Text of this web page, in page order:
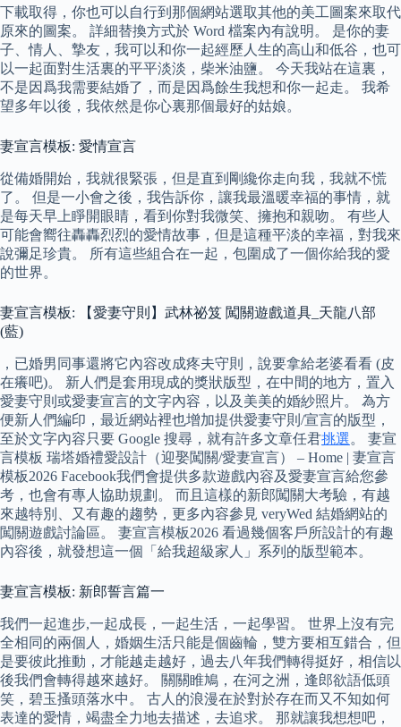
下載取得，你也可以自行到那個網站選取其他的美工圖案來取代
原來的圖案。 詳細替換方式於 Word 檔案內有說明。 是你的妻
子、情人、摯友，我可以和你一起經歷人生的高山和低谷，也可
以一起面對生活裏的平平淡淡，柴米油鹽。 今天我站在這裏，
不是因爲我需要結婚了，而是因爲餘生我想和你一起走。 我希
望多年以後，我依然是你心裏那個最好的姑娘。
妻宣言模板: 愛情宣言
從備婚開始，我就很緊張，但是直到剛纔你走向我，我就不慌
了。 但是一小會之後，我告訴你，讓我最溫暖幸福的事情，就
是每天早上睜開眼睛，看到你對我微笑、擁抱和親吻。 有些人
可能會嚮往轟轟烈烈的愛情故事，但是這種平淡的幸福，對我來
說彌足珍貴。 所有這些組合在一起，包圍成了一個你給我的愛
的世界。
妻宣言模板: 【愛妻守則】武林祕笈 闖關遊戲道具_天龍八部
(藍)
，已婚男同事還將它內容改成疼夫守則，說要拿給老婆看看 (皮
在癢吧)。 新人們是套用現成的獎狀版型，在中間的地方，置入
愛妻守則或愛妻宣言的文字內容，以及美美的婚紗照片。 為方
便新人們編印，最近網站裡也增加提供愛妻守則/宣言的版型，
至於文字內容只要 Google 搜尋，就有許多文章任君挑選。 妻宣
言模板 瑞塔婚禮愛設計（迎娶闖關/愛妻宣言） – Home | 妻宣言
模板2026 Facebook我們會提供多款遊戲內容及愛妻宣言給您參
考，也會有專人協助規劃。 而且這樣的新郎闖關大考驗，有越
來越特別、又有趣的趨勢，更多內容參見 veryWed 結婚網站的
闖關遊戲討論區。 妻宣言模板2026 看過幾個客戶所設計的有趣
內容後，就發想這一個「給我超級家人」系列的版型範本。
妻宣言模板: 新郎誓言篇一
我們一起進步,一起成長，一起生活，一起學習。 世界上沒有完
全相同的兩個人，婚姻生活只能是個齒輪，雙方要相互錯合，但
是要彼此推動，才能越走越好，過去八年我們轉得挺好，相信以
後我們會轉得越來越好。 關關睢鳩，在河之洲，逢郎欲語低頭
笑，碧玉搔頭落水中。 古人的浪漫在於對於存在而又不知如何
表達的愛情，竭盡全力地去描述，去追求。 那就讓我想想吧，